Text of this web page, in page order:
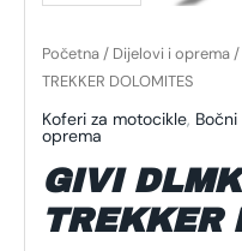
Početna / Dijelovi i oprema /
TREKKER DOLOMITES
Koferi za motocikle,
oprema
GIVI
TREKKER